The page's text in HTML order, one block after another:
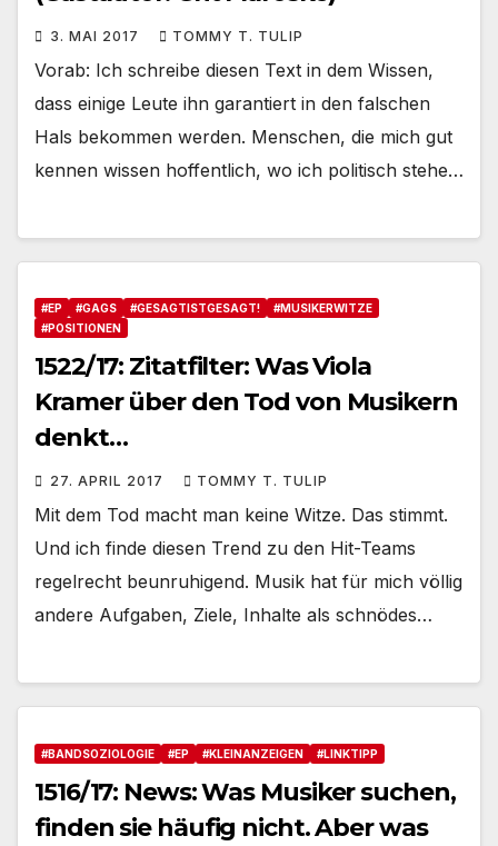
3. MAI 2017 TOMMY T. TULIP
Vorab: Ich schreibe diesen Text in dem Wissen,
dass einige Leute ihn garantiert in den falschen
Hals bekommen werden. Menschen, die mich gut
kennen wissen hoffentlich, wo ich politisch stehe…
#EP #GAGS #GESAGTISTGESAGT!
#MUSIKERWITZE
#POSITIONEN
1522/17: Zitatfilter: Was Viola
Kramer über den Tod von Musikern
denkt…
27. APRIL 2017 TOMMY T. TULIP
Mit dem Tod macht man keine Witze. Das stimmt.
Und ich finde diesen Trend zu den Hit-Teams
regelrecht beunruhigend. Musik hat für mich völlig
andere Aufgaben, Ziele, Inhalte als schnödes…
#BANDSOZIOLOGIE #EP #KLEINANZEIGEN #LINKTIPP
1516/17: News: Was Musiker suchen,
finden sie häufig nicht. Aber was